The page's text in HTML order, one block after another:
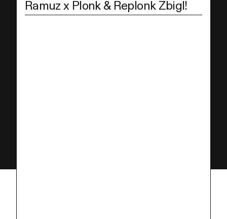
Ramuz x Plonk & Replonk Zbigl!